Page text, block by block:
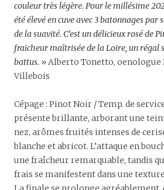
couleur très légère. Pour le millésime
été élevé en cuve avec 3 batonnages
de la suavité. C’est un délicieux rosé de
fraicheur maîtrisée de la Loire, un régal
battus. » Alberto Tonetto, oenologue
Villebois
Cépage : Pinot Noir / Temp. de service
présente brillante, arborant une
nez, arômes fruités intenses de
blanche et abricot. L’attaque en
une fraîcheur remarquable, tandis
frais se manifestent dans une